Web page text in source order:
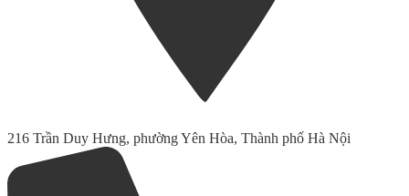
216 Trần Duy Hưng, phường Yên Hòa, Thành phố Hà Nội